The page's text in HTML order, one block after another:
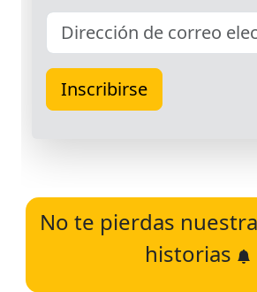
No te pierdas
historias